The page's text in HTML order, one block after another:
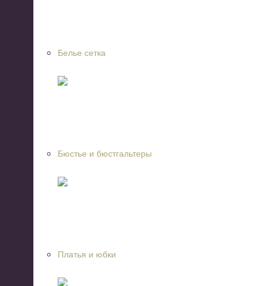
Белье сетка
Бюстье и бюстгальтеры
Платья и юбки